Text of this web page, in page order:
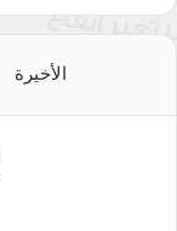
الأخيرة